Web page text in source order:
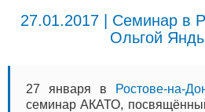
27.01.2017 | Семинар в
Ольгой
27 января в Ростове-на-
семинар АКАТО,